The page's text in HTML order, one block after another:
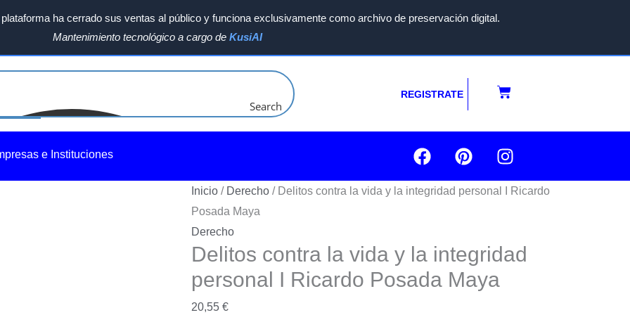
ha cerrado sus ventas al público y funciona exclusivamente como archivo de preservación digital.
Mantenimiento tecnológico a cargo de KusiAI
Search
REGISTRATE Carrito
e Instituciones
F
a
c
e
o
k
P
i
n
t
e
s
t
I
n
s
t
r
Inicio / Derecho / Delitos contra la vida y la integridad personal I Ricardo
Posada Maya
Derecho
Delitos contra la vida y la integridad
personal I Ricardo Posada Maya
20,55 €